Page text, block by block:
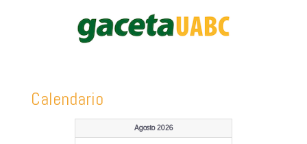
Calendario
Agosto 2026